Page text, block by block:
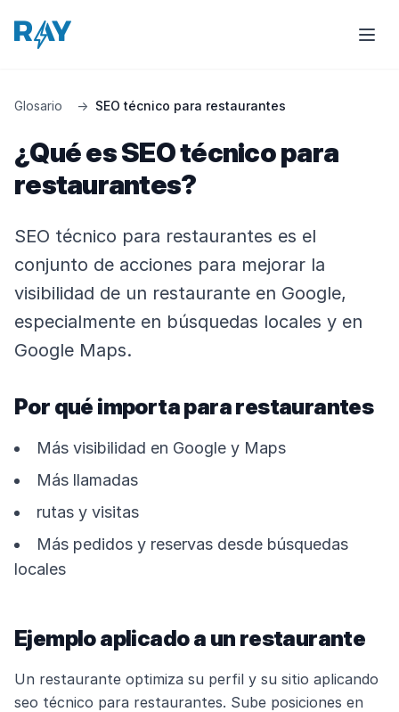
Glosario → SEO técnico para restaurantes
¿Qué es SEO técnico para
restaurantes?
SEO técnico para restaurantes es el
conjunto de acciones para mejorar la
visibilidad de un restaurante en Google,
especialmente en búsquedas locales y en
Google Maps.
Por qué importa para restaurantes
Más visibilidad en Google y Maps
Más llamadas
rutas y visitas
Más pedidos y reservas desde búsquedas
locales
Ejemplo aplicado a un restaurante
Un restaurante optimiza su perfil y su sitio aplicando
seo técnico para restaurantes. Sube posiciones en